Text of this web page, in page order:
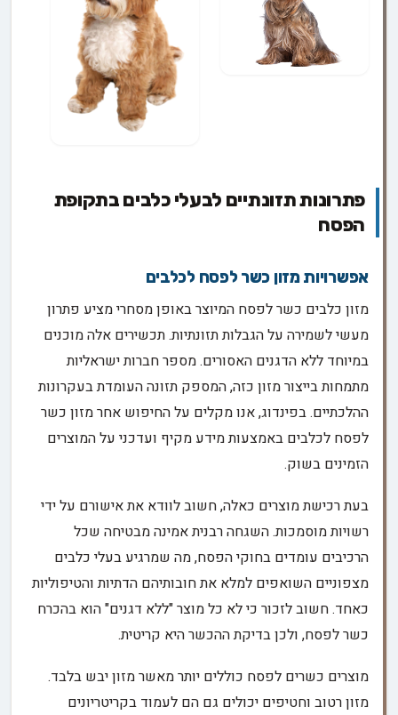
פתרונות תזונתיים לבעלי כלבים בתקופת
הפסח
אפשרויות מזון כשר לפסח לכלבים
מזון כלבים כשר לפסח המיוצר באופן מסחרי מציע פתרון
מעשי לשמירה על הגבלות תזונתיות. תכשירים אלה מוכנים
במיוחד ללא הדגנים האסורים. מספר חברות ישראליות
מתמחות בייצור מזון כזה, המספק תזונה העומדת בעקרונות
ההלכתיים. בפינדוג, אנו מקלים על החיפוש אחר מזון כשר
לפסח לכלבים באמצעות מידע מקיף ועדכני על המוצרים
הזמינים בשוק.
בעת רכישת מוצרים כאלה, חשוב לוודא את אישורם על ידי
רשויות מוסמכות. השגחה רבנית אמינה מבטיחה שכל
הרכיבים עומדים בחוקי הפסח, מה שמרגיע בעלי כלבים
מצפוניים השואפים למלא את חובותיהם הדתיות והטיפוליות
כאחד. חשוב לזכור כי לא כל מוצר "ללא דגנים" הוא בהכרח
כשר לפסח, ולכן בדיקת ההכשר היא קריטית.
מוצרים כשרים לפסח כוללים יותר מאשר מזון יבש בלבד.
מזון רטוב וחטיפים יכולים גם הם לעמוד בקריטריונים